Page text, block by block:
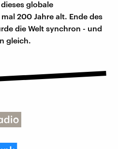
globale
200 Jahre alt. Ende des
die Welt synchron - und
gleich.